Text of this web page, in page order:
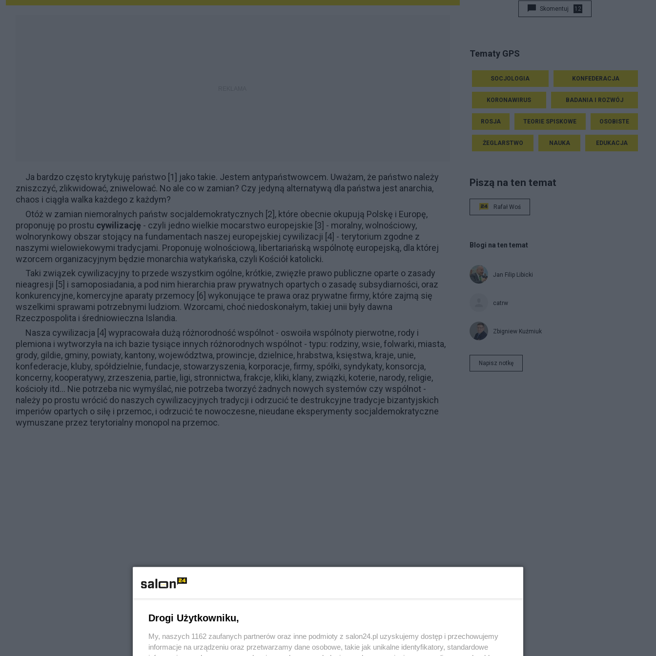
Ja bardzo często krytykuję państwo [1] jako takie. Jestem antypaństwowcem. Uważam, że państwo należy
zniszczyć, zlikwidować, zniwelować. No ale co w zamian? Czy jedyną alternatywą dla państwa jest anarchia,
chaos i ciągła walka każdego z każdym?
Otóż w zamian niemoralnych państw socjaldemokratycznych [2], które obecnie okupują Polskę i Europę,
proponuję po prostu cywilizację - czyli jedno wielkie mocarstwo europejskie [3] - moralny, wolnościowy,
wolnorynkowy obszar stojący na fundamentach naszej europejskiej cywilizacji [4] - terytorium zgodne z
naszymi wielowiekowymi tradycjami. Proponuję wolnościową, libertariańską wspólnotę europejską, dla której
wzorcem organizacyjnym będzie monarchia watykańska, czyli Kościół katolicki.
Taki związek cywilizacyjny to przede wszystkim ogólne, krótkie, zwięzłe prawo publiczne oparte o zasady
nieagresji [5] i samoposiadania, a pod nim hierarchia praw prywatnych opartych o zasadę subsydiarności, oraz
konkurencyjne, komercyjne aparaty przemocy [6] wykonujące te prawa oraz prywatne firmy, które zajmą się
wszelkimi sprawami potrzebnymi ludziom. Wzorcami, choć niedoskonałym, takiej unii były dawna
Rzeczpospolita i średniowieczna Islandia.
Nasza cywilizacja [4] wypracowała dużą różnorodność wspólnot - oswoiła wspólnoty pierwotne, rody i
plemiona i wytworzyła na ich bazie tysiące innych różnorodnych wspólnot - typu: rodziny, wsie, folwarki, miasta,
grody, gildie, gminy, powiaty, kantony, województwa, prowincje, dzielnice, hrabstwa, księstwa, kraje, unie,
konfederacje, kluby, spółdzielnie, fundacje, stowarzyszenia, korporacje, firmy, spółki, syndykaty, konsorcja,
koncerny, kooperatywy, zrzeszenia, partie, ligi, stronnictwa, frakcje, kliki, klany, związki, koterie, narody, religie,
kościoły itd... Nie potrzeba nic wymyślać, nie potrzeba tworzyć żadnych nowych systemów czy wspólnot -
należy po prostu wrócić do naszych cywilizacyjnych tradycji i odrzucić te destrukcyjne tradycje bizantyjskich
imperiów opartych o siłę i przemoc, i odrzucić te nowoczesne, nieudane eksperymenty socjaldemokratyczne
wymuszane przez terytorialny monopol na przemoc.
Skomentuj 12
Tematy GPS
SOCJOLOGIA KONFEDERACJA
KORONAWIRUS BADANIA I ROZWÓJ
ROSJA TEORIE SPISKOWE OSOBISTE
ŻEGLARSTWO NAUKA EDUKACJA
Piszą na ten temat
Rafał Woś
Blogi na ten temat
Jan Filip Libicki
catrw
Zbigniew Kuźmiuk
Napisz notkę
Drogi Użytkowniku,
My, naszych 1162 zaufanych partnerów oraz inne podmioty z salon24.pl uzyskujemy dostęp i przechowujemy
informacje na urządzeniu oraz przetwarzamy dane osobowe, takie jak unikalne identyfikatory, standardowe